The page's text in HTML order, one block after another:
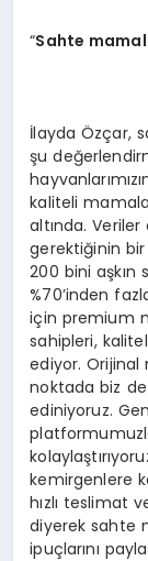
“Sahte
İlayda Özçar,
şu
kaliteli
altında.
gerektiğinin bir
200 bini aşkın
%70’inden
için premium
sahipleri,
ediyor. Orijinal
noktada biz
ediniyoruz.
kemirgenlere
hızlı teslimat
diyerek sahte
ipuçlarını